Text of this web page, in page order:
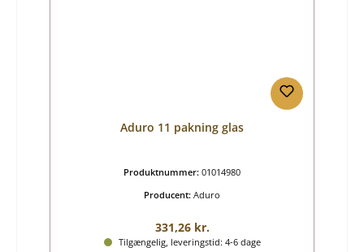
Aduro 11 pakning glas
Produktnummer: 01014980
Producent: Aduro
Almindelig pris:
331,26 kr.
Tilgængelig, leveringstid: 4-6 dage